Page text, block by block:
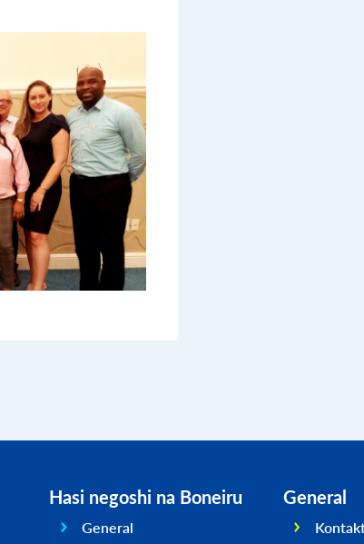
Hasi negoshi na Boneiru
General
General